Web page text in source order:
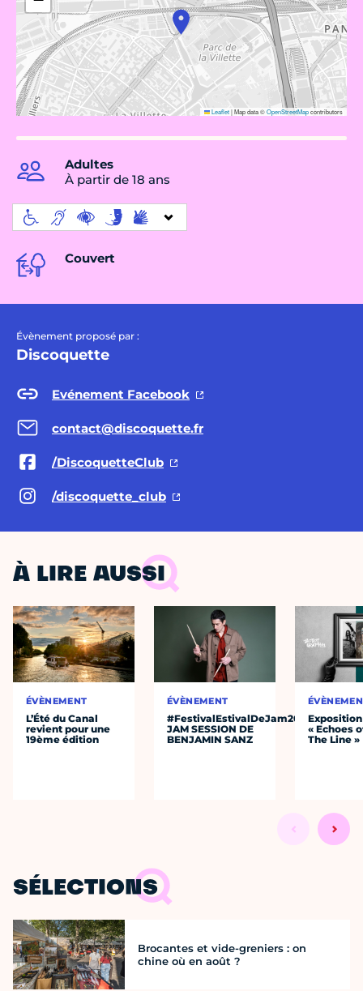
Leaflet|Map data ©OpenStreetMapcontributors
Adultes
À partir de 18 ans
Couvert
Évènement proposé par :
Discoquette
Evénement Facebook
contact@discoquette.fr
/DiscoquetteClub
/discoquette_club
À LIRE AUSSI
ÉVÈNEMENT
L’Été du Canal
revient pour une
19ème édition
ÉVÈNEMENT
#FestivalEstivalDeJam2026
JAM SESSION DE
BENJAMIN SANZ
Exposition
« Echoes
The Line »
SÉLECTIONS
Brocantes et vide-greniers : on
chine où en août ?